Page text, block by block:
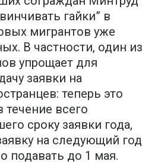
гайки” в
мигрантов уже
В частности, один из
упрощает для
заявки на
теперь это
всего
сроку заявки года,
на следующий год
подавать до 1 мая.